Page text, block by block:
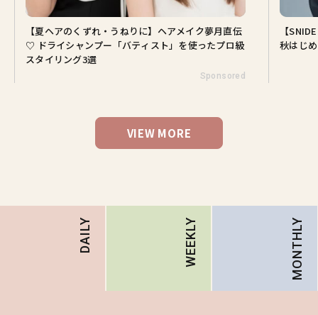
【夏ヘアのくずれ・うねりに】ヘアメイク夢月直伝
♡ ドライシャンプー「バティスト」を使ったプロ級
スタイリング3選
Sponsored
【
秋はじ
VIEW MORE
DAILY WEEKLY MONTHLY